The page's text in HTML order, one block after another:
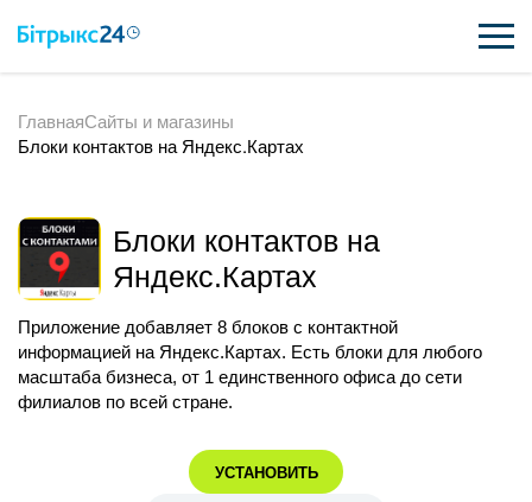
ВОЗМОЖНОСТИ
ИНТЕГРАЦИИ
ВНЕДРЕНИЕ
ПОЛЕЗНОЕ
ПОДДЕРЖКА
ПОЛУЧИТЬ БЕСПЛАТНО
ГлавнаяСайты и магазины
Блоки контактов на Яндекс.Картах
Блоки контактов на
Яндекс.Картах
Приложение добавляет 8 блоков с контактной
информацией на Яндекс.Картах. Есть блоки для любого
масштаба бизнеса, от 1 единственного офиса до сети
филиалов по всей стране.
УСТАНОВИТЬ